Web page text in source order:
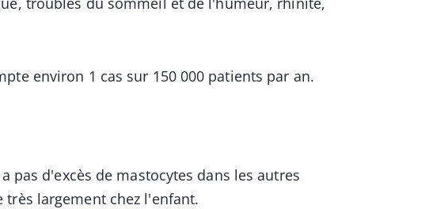
environ 1 cas sur 150 000 patients par an.
pas d'excès de mastocytes dans les autres
largement chez l'enfant.